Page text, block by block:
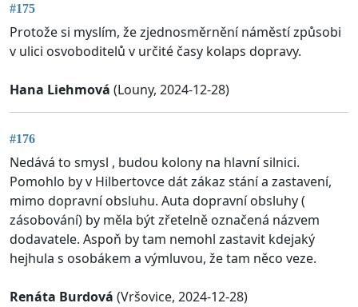
#175
Protože si myslím, že zjednosměrnění náměstí způsobi
v ulici osvoboditelů v určité časy kolaps dopravy.
Hana Liehmová (Louny, 2024-12-28)
#176
Nedává to smysl , budou kolony na hlavní silnici.
Pomohlo by v Hilbertovce dát zákaz stání a zastavení,
mimo dopravní obsluhu. Auta dopravní obsluhy (
zásobování) by měla být zřetelně označená názvem
dodavatele. Aspoň by tam nemohl zastavit kdejaký
hejhula s osobákem a výmluvou, že tam něco veze.
Renáta Burdová (Vršovice, 2024-12-28)